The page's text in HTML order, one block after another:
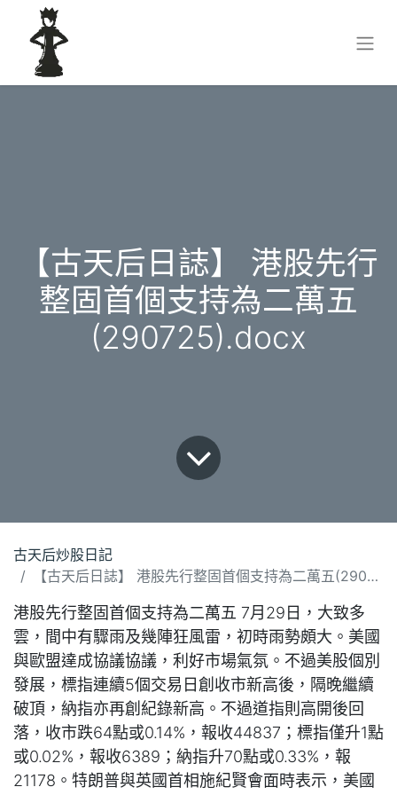
【古天后日誌】 港股先行
整固首個支持為二萬五
(290725).docx
古天后炒股日記
【古天后日誌】 港股先行整固首個支持為二萬五(290725).docx
港股先行整固首個支持為二萬五 7月29日，大致多
雲，間中有驟雨及幾陣狂風雷，初時雨勢頗大。美國
與歐盟達成協議協議，利好市場氣氛。不過美股個別
發展，標指連續5個交易日創收市新高後，隔晚繼續
破頂，納指亦再創紀錄新高。不過道指則高開後回
落，收市跌64點或0.14%，報收44837；標指僅升1點
或0.02%，報收6389；納指升70點或0.33%，報
21178。特朗普與英國首相施紀賢會面時表示，美國